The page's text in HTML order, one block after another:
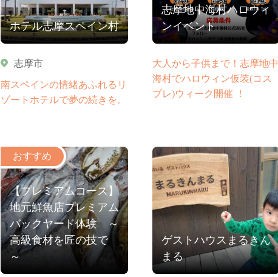
ホテル志摩スペイン村
志摩市
南スペインの情緒あふれるリ
ゾートホテルで夢の続きを。
志摩地中海村ハロウィ
ンイベント
大人から子供まで！志摩地中
海村でハロウィン仮装(コス
プレ)ウィーク開催 ！
【プレミアムコース】
地元鮮魚店プレミアム
バックヤード体験 ～
高級食材を匠の技で
～
ゲストハウスまるきん
まる